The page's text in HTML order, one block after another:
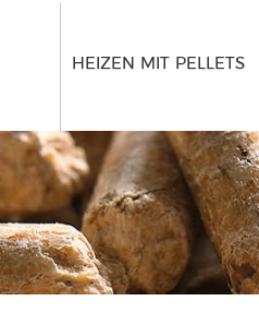
HEIZEN MIT PELLETS